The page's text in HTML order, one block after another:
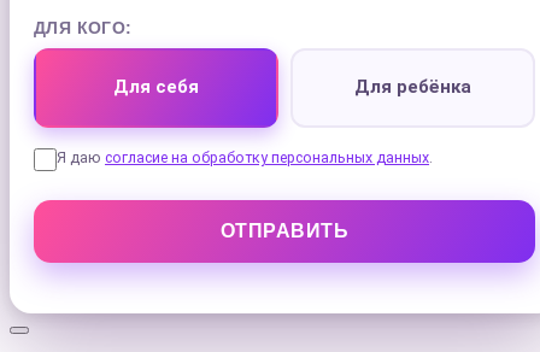
ДЛЯ КОГО:
Для себя Для ребёнка
Я даю согласие на обработку персональных данных